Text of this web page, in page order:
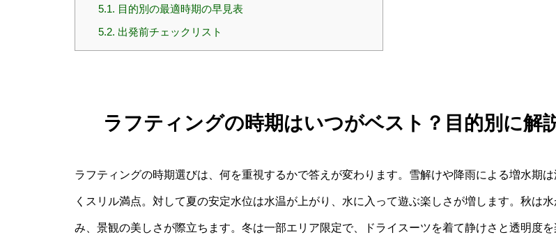
5.1. 目的別の最適時期の早見表
5.2. 出発前チェックリスト
ラフティングの時期はいつがベスト？目的別に解
ラフティングの時期選びは、何を重視するかで答えが変わります。雪解けや降雨による増水期は
くスリル満点。対して夏の安定水位は水温が上がり、水に入って遊ぶ楽しさが増します。秋は水
み、景観の美しさが際立ちます。冬は一部エリア限定で、ドライスーツを着て静けさと透明度を